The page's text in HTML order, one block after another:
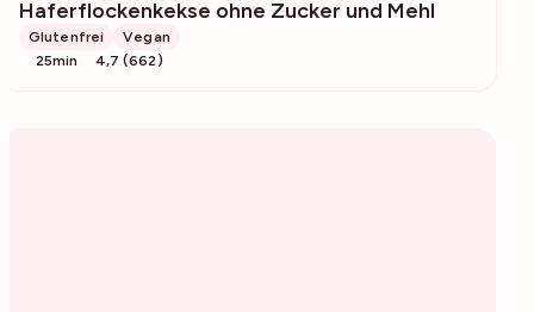
Haferflockenkekse ohne Zucker und Mehl
Glutenfrei
Vegan
25min
4,7 (662)